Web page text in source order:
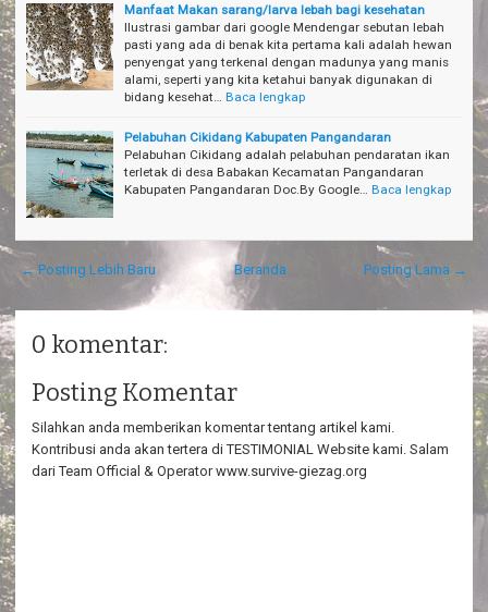
Manfaat Makan sarang/larva lebah bagi kesehatan
Ilustrasi gambar dari google Mendengar sebutan lebah
pasti yang ada di benak kita pertama kali adalah hewan
penyengat yang terkenal dengan madunya yang manis
alami, seperti yang kita ketahui banyak digunakan di
bidang kesehat…
Baca lengkap
Pelabuhan Cikidang Kabupaten Pangandaran
Pelabuhan Cikidang adalah pelabuhan pendaratan ikan
terletak di desa Babakan Kecamatan Pangandaran
Kabupaten Pangandaran Doc.By Google…
Baca lengkap
← Posting Lebih Baru Posting Lama →
Beranda
0 komentar:
Posting Komentar
Silahkan anda memberikan komentar tentang artikel kami.
Kontribusi anda akan tertera di TESTIMONIAL Website kami. Salam
dari Team Official & Operator www.survive-giezag.org